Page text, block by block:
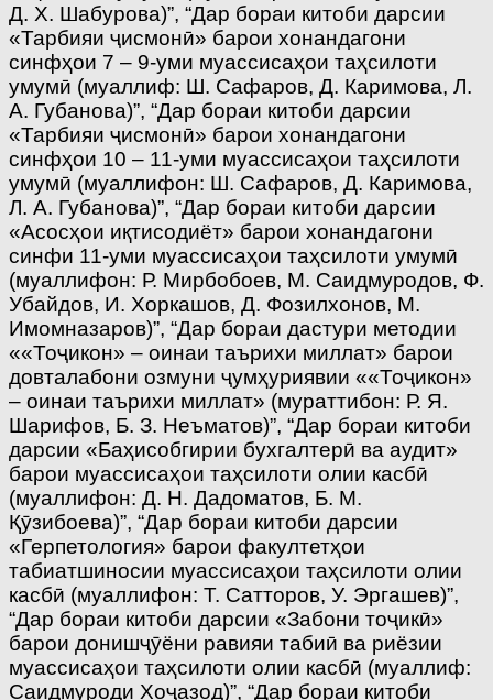
Д. Х. Шабурова)”, “Дар бораи китоби дарсии
«Тарбияи ҷисмонӣ» барои хонандагони
синфҳои 7 – 9-уми муассисаҳои таҳсилоти
умумӣ (муаллиф: Ш. Сафаров, Д. Каримова, Л.
А. Губанова)”, “Дар бораи китоби дарсии
«Тарбияи ҷисмонӣ» барои хонандагони
синфҳои 10 – 11-уми муассисаҳои таҳсилоти
умумӣ (муаллифон: Ш. Сафаров, Д. Каримова,
Л. А. Губанова)”, “Дар бораи китоби дарсии
«Асосҳои иқтисодиёт» барои хонандагони
синфи 11-уми муассисаҳои таҳсилоти умумӣ
(муаллифон: Р. Мирбобоев, М. Саидмуродов, Ф.
Убайдов, И. Хоркашов, Д. Фозилхонов, М.
Имомназаров)”, “Дар бораи дастури методии
««Тоҷикон» – оинаи таърихи миллат» барои
довталабони озмуни ҷумҳуриявии ««Тоҷикон»
– оинаи таърихи миллат» (мураттибон: Р. Я.
Шарифов, Б. З. Неъматов)”, “Дар бораи китоби
дарсии «Баҳисобгирии бухгалтерӣ ва аудит»
барои муассисаҳои таҳсилоти олии касбӣ
(муаллифон: Д. Н. Дадоматов, Б. М.
Қӯзибоева)”, “Дар бораи китоби дарсии
«Герпетология» барои факултетҳои
табиатшиносии муассисаҳои таҳсилоти олии
касбӣ (муаллифон: Т. Сатторов, У. Эргашев)”,
“Дар бораи китоби дарсии «Забони тоҷикӣ»
барои донишҷӯёни равияи табиӣ ва риёзии
муассисаҳои таҳсилоти олии касбӣ (муаллиф:
Саидмуроди Хоҷазод)”, “Дар бораи китоби